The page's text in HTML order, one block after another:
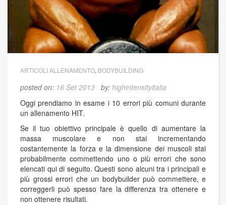
ARTICOLI ALLENAMENTO, BODYBUILDING
posted on: 16 Set 2013 by: highintensityitalia
Oggi prendiamo in esame i 10 errori più comuni durante
un allenamento HIT.
Se il tuo obiettivo principale è quello di aumentare la
massa muscolare e non stai incrementando
costantemente la forza e la dimensione dei muscoli stai
probabilmente commettendo uno o più errori che sono
elencati qui di seguito. Questi sono alcuni tra i principali e
più grossi errori che un bodybuilder può commettere, e
correggerli può spesso fare la differenza tra ottenere e
non ottenere risultati.